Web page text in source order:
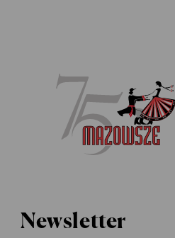
Newsletter